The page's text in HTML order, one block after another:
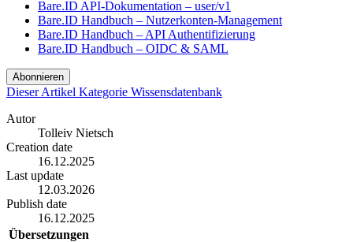
Bare.ID API-Dokumentation – user/v1
Bare.ID Handbuch – Nutzerkonten-Management
Bare.ID Handbuch – API Authentifizierung
Bare.ID Handbuch – OIDC & SAML
Abonnieren
Dieser Artikel Kategorie Wissensdatenbank
Autor
Tolleiv Nietsch
Creation date
16.12.2025
Last update
12.03.2026
Publish date
16.12.2025
Übersetzungen